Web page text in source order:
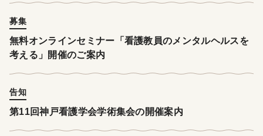
募集
無料オンラインセミナー「看護教員のメンタルヘルスを
考える」開催のご案内
告知
第11回神戸看護学会学術集会の開催案内